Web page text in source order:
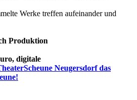
Werke treffen aufeinander und
Produktion
digitale
Neugersdorf das